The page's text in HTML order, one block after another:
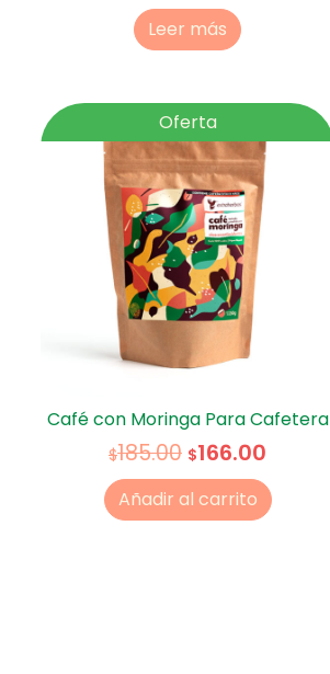
Leer más
Oferta
Café con Moringa Para Cafetera
$185.00 $166.00
Añadir al carrito